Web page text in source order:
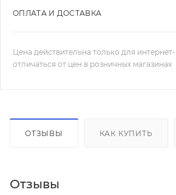
ОПЛАТА И ДОСТАВКА
Цена действительна только для
отличаться от цен в розничных магазинах
ОТЗЫВЫ КАК КУПИТЬ
Отзывы